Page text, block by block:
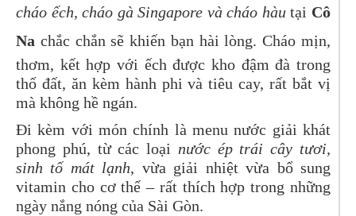
cháo ếch, cháo gà Singapore và cháo hàutại Cô
Na chắc chắn sẽ khiến bạn hài lòng. Cháo mịn,
thơm, kết hợp với ếch được kho đậm đà trong
thố đất, ăn kèm hành phi và tiêu cay, rất bắt vị
mà không hề ngán.
Đi kèm với món chính là menu nước giải khát
phong phú, từ các loại nước ép trái cây tươi,
sinh tố mát lạnh, vừa giải nhiệt vừa bổ sung
vitamin cho cơ thể – rất thích hợp trong những
ngày nắng nóng của Sài Gòn.